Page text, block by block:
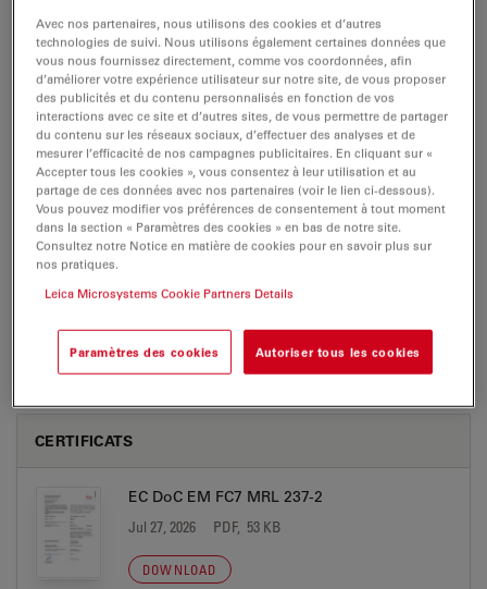
EM FC7
BROCHURE OR FLYER
Leica EMUC7 FC7 Brochure EN
CERTIFICATS
EC DoC EM FC7 MRL 237-2
Jul 27, 2026 PDF, 53 KB
DOWNLOAD
Avec nos partenaires, nous utilisons des cookies et d’autres
technologies de suivi. Nous utilisons également certaines données que
vous nous fournissez directement, comme vos coordonnées, afin
d’améliorer votre expérience utilisateur sur notre site, de vous proposer
des publicités et du contenu personnalisés en fonction de vos
interactions avec ce site et d’autres sites, de vous permettre de partager
du contenu sur les réseaux sociaux, d’effectuer des analyses et de
mesurer l’efficacité de nos campagnes publicitaires. En cliquant sur «
Accepter tous les cookies », vous consentez à leur utilisation et au
partage de ces données avec nos partenaires (voir le lien ci-dessous).
Vous pouvez modifier vos préférences de consentement à tout moment
dans la section « Paramètres des cookies » en bas de notre site.
Consultez notre Notice en matière de cookies pour en savoir plus sur
nos pratiques.
Leica Microsystems Cookie Partners Details
Paramètres des cookies Autoriser tous les cookies